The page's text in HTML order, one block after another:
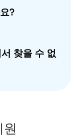
?
찾을 수 없